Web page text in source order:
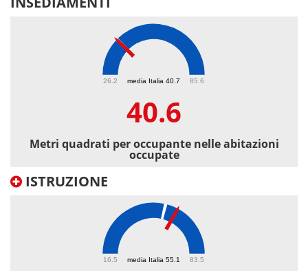
media Italia 40.7
26.2 85.6
40.6
Metri quadrati per occupante nelle abitazioni
occupate
ISTRUZIONE
media Italia 55.1
16.5 83.5